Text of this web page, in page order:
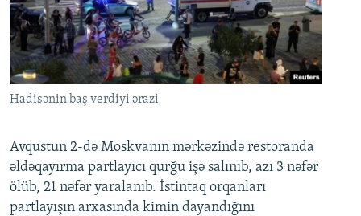
Hadisənin baş verdiyi ərazi
Avqustun 2-də Moskvanın mərkəzində restoranda
əldəqayırma partlayıcı qurğu işə salınıb, azı 3 nəfər
ölüb, 21 nəfər yaralanıb. İstintaq orqanları
partlayışın arxasında kimin dayandığını